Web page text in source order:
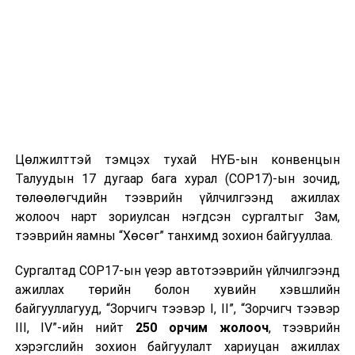
Цөлжилттэй тэмцэх тухай НҮБ-ын конвенцын
Талуудын 17 дугаар бага хурал (COP17)-ын зочид,
төлөөлөгчдийн тээврийн үйлчилгээнд ажиллах
жолооч нарт зориулсан нэгдсэн сургалтыг Зам,
тээврийн яамны “Хөсөг” танхимд зохион байгууллаа.
Сургалтад COP17-ын үеэр автотээврийн үйлчилгээнд
ажиллах төрийн болон хувийн хэвшлийн
байгууллагууд, “Зорчигч тээвэр I, II”, “Зорчигч тээвэр
III, IV”-ийн нийт 250 орчим жолооч, тээврийн
хэрэгслийн зохион байгуулалт хариуцан ажиллах